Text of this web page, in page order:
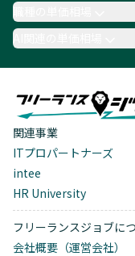
職種の単価相場
AI関連の単価相場
関連事業
ITプロパートナーズ
intee
HR University
フリーランスジョブに
会社概要（運営会社）